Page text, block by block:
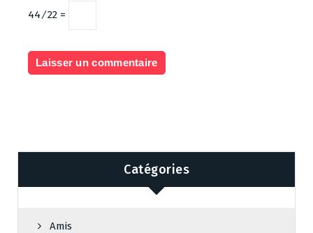
44 ⁄ 22 =
Catégories
Amis